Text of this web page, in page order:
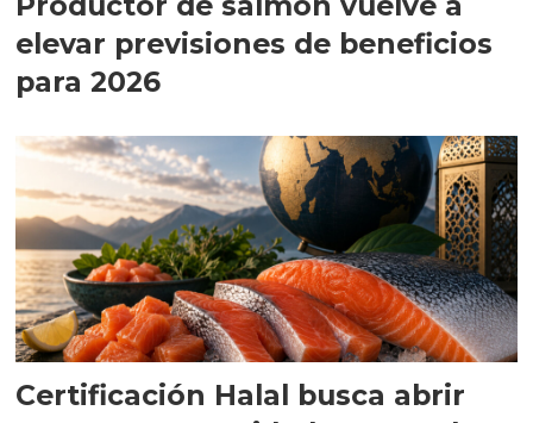
elevar previsiones de beneficios
para 2026
Certificación Halal busca abrir